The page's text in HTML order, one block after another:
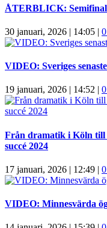
ÅTERBLICK:
30 januari, 2026 | 14:05 |
VIDEO: Sveriges
19 januari, 2026 | 14:52 |
Från dramatik i Köln till
succé 2024
17 januari, 2026 | 12:49 |
VIDEO: Minnesvärda